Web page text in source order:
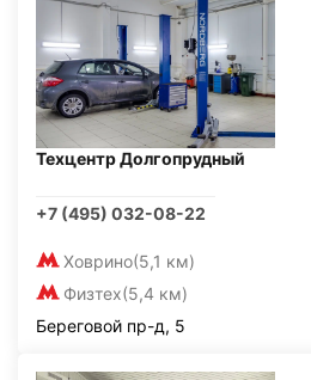
Техцентр Долгопрудный
+7 (495) 032-08-22
Ховрино(5,1 км)
Физтех(5,4 км)
Береговой пр-д, 5